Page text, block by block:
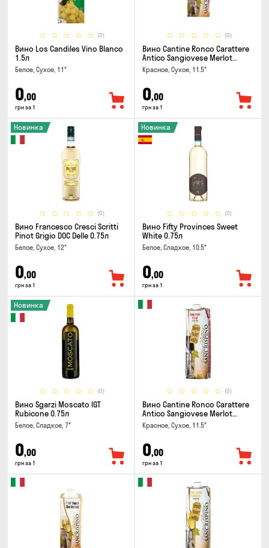
(0)
Вино Los Candiles Vino Blanco
1.5л
Белое, Сухое, 11°
0,00
грн за 1
(0)
Вино Cantine Ronco Carattere
Antico Sangiovese Merlot
Rubicone IGT 0.25л
Красное, Сухое, 11.5°
0,00
грн за 1
(0)
Новинка
Вино Francesco Cresci Scritti
Pinot Grigio DOC Delle 0.75л
Белое, Сухое, 12°
0,00
грн за 1
(0)
Новинка
Вино Fifty Provinces Sweet
White 0.75л
Белое, Сладкое, 10.5°
0,00
грн за 1
(0)
Новинка
Вино Sgarzi Moscato IGT
Rubicone 0.75л
Белое, Сладкое, 7°
0,00
грн за 1
(0)
Вино Cantine Ronco Carattere
Antico Sangiovese Merlot
Rubicone IGT 1л
Красное, Сухое, 11.5°
0,00
грн за 1